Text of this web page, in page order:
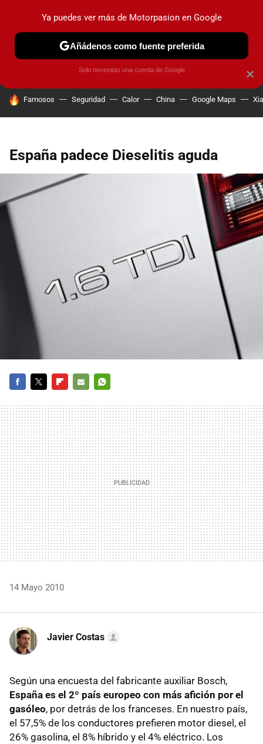
PRUEBAS COCHES ELÉCTRICOS OBSERVATORIO
HOY SE HABLA DE
Famosos Seguridad Calor China Google Maps
España padece Dieselitis aguda
MAIL
14 Mayo 2010
Javier Costas
Según una encuesta del fabricante auxiliar Bosch,
España es el 2º país europeo con más afición por el
gasóleo, por detrás de los franceses. En nuestro país,
el 57,5% de los conductores prefieren motor diesel, el
26% gasolina, el 8% híbrido y el 4% eléctrico. Los
×
Ya puedes ver más de Motorpasion en Google
Añádenos como fuente preferida
Solo necesitas una cuenta de Google